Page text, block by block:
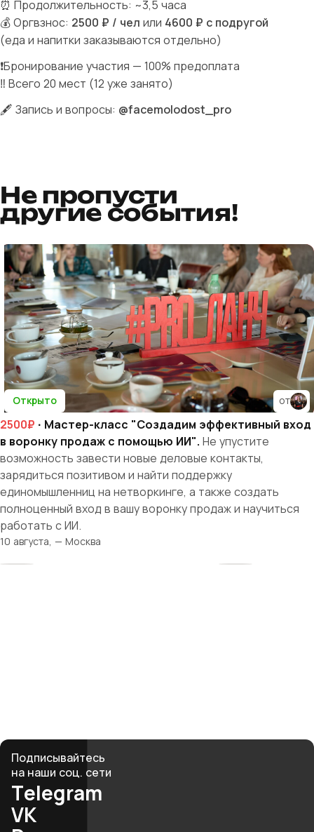
⏰ Продолжительность: ~3,5 часа
💰 Оргвзнос: 2500 ₽ / чел или 4600 ₽ с подругой
(еда и напитки заказываются отдельно)
❗️Бронирование участия — 100% предоплата
‼️ Всего 20 мест (12 уже занято)
🖋 Запись и вопросы: @facemolodost_pro
Не пропусти
другие события!
Открыто от
2500₽ · Мастер-класс "Создадим эффективный вход
в воронку продаж с помощью ИИ". Не упустите
возможность завести новые деловые контакты,
зарядиться позитивом и найти поддержку
единомышленниц на нетворкинге, а также создать
полноценный вход в вашу воронку продаж и научиться
работать с ИИ.
10 августа, — Москва
Подписывайтесь
на наши соц. сети
Telegram
VK